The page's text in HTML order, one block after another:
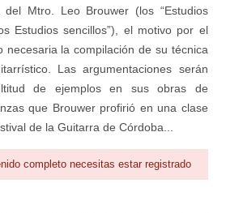
Mtro. Leo Brouwer (los “Estudios
Estudios sencillos”), el motivo por el
necesaria la compilación de su técnica
Las argumentaciones serán
de ejemplos en sus obras de
que Brouwer profirió en una clase
de la Guitarra de Córdoba...
completo necesitas estar registrado